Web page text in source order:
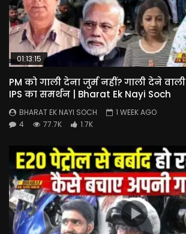
01:13:15
PM को गाली देना जुर्म नहीं? गाली देने
IPS का समर्थन | Bharat Ek Nayi Soch
BHARAT EK NAYI SOCH
1 WEEK AGO
4
77.7K 1.7K